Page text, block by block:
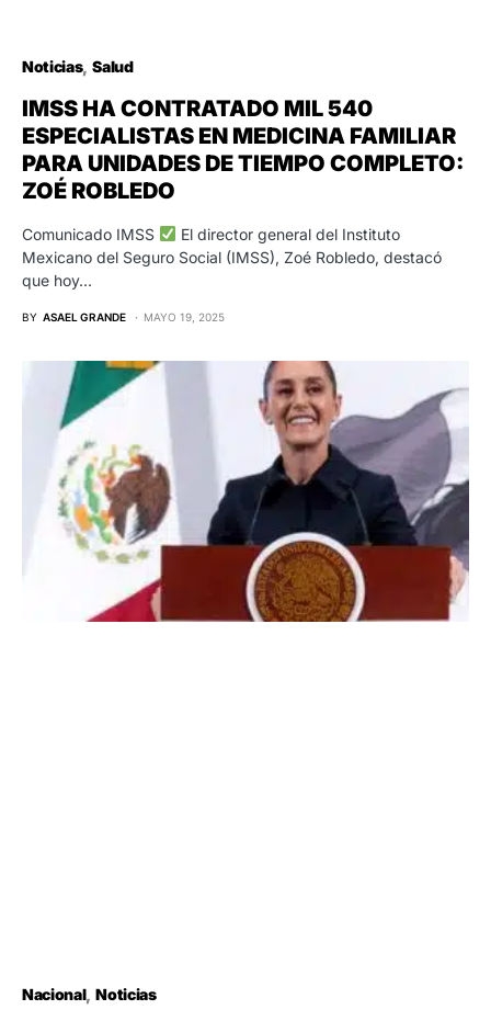
Noticias Salud
IMSS HA CONTRATADO MIL 540
ESPECIALISTAS EN MEDICINA FAMILIAR
PARA UNIDADES DE TIEMPO COMPLETO:
ZOÉ ROBLEDO
Comunicado IMSS
El director general del Instituto
Mexicano del Seguro Social (IMSS), Zoé Robledo, destacó
que hoy…
BY ASAEL GRANDE MAYO 19, 2025
Nacional Noticias